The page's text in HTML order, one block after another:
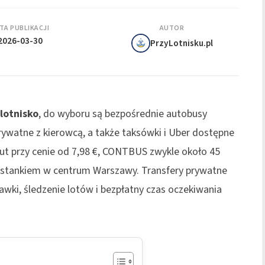
PUBLIKACJI
03-30
AUTOR
PrzyLotnisku.pl
, do wyboru są bezpośrednie autobusy
z kierowcą, a także taksówki i Uber dostępne
cenie od 7,98 €, CONTBUS zwykle około 45
w centrum Warszawy. Transfery prywatne
śledzenie lotów i bezpłatny czas oczekiwania